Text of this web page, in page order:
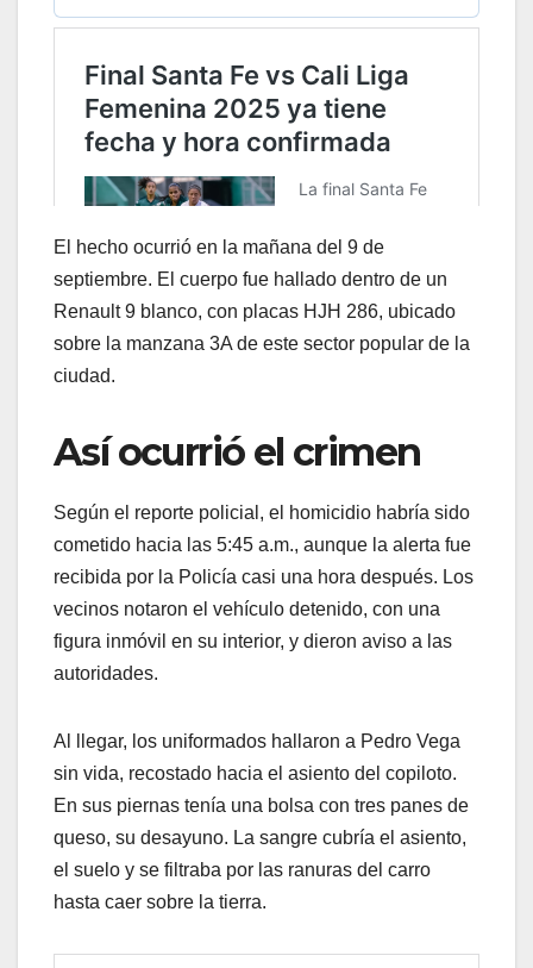
El hecho ocurrió en la mañana del 9 de
septiembre. El cuerpo fue hallado dentro de un
Renault 9 blanco, con placas HJH 286, ubicado
sobre la manzana 3A de este sector popular de la
ciudad.
Así ocurrió el crimen
Según el reporte policial, el homicidio habría sido
cometido hacia las 5:45 a.m., aunque la alerta fue
recibida por la Policía casi una hora después. Los
vecinos notaron el vehículo detenido, con una
figura inmóvil en su interior, y dieron aviso a las
autoridades.
Al llegar, los uniformados hallaron a Pedro Vega
sin vida, recostado hacia el asiento del copiloto.
En sus piernas tenía una bolsa con tres panes de
queso, su desayuno. La sangre cubría el asiento,
el suelo y se filtraba por las ranuras del carro
hasta caer sobre la tierra.